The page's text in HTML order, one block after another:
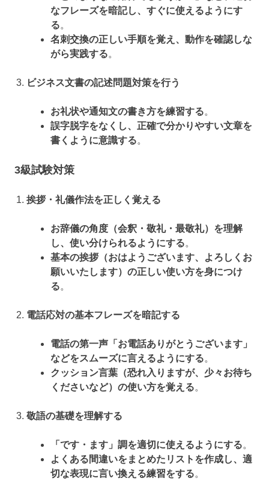
なフレーズを暗記し、すぐに使えるようにす
る。
名刺交換の正しい手順を覚え、動作を確認しな
がら実践する。
ビジネス文書の記述問題対策を行う
お礼状や通知文の書き方を練習する。
誤字脱字をなくし、正確で分かりやすい文章を
書くように意識する。
3級試験対策
挨拶・礼儀作法を正しく覚える
お辞儀の角度（会釈・敬礼・最敬礼）を理解
し、使い分けられるようにする。
基本の挨拶（おはようございます、よろしくお
願いいたします）の正しい使い方を身につけ
る。
電話応対の基本フレーズを暗記する
電話の第一声「お電話ありがとうございます」
などをスムーズに言えるようにする。
クッション言葉（恐れ入りますが、少々お待ち
くださいなど）の使い方を覚える。
敬語の基礎を理解する
「です・ます」調を適切に使えるようにする。
よくある間違いをまとめたリストを作成し、適
切な表現に言い換える練習をする。